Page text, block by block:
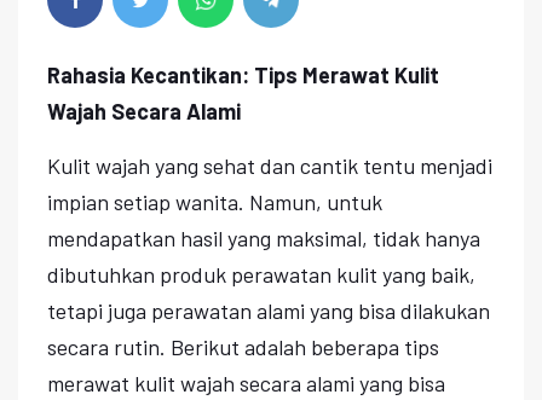
Rahasia Kecantikan: Tips Merawat Kulit
Wajah Secara Alami
Kulit wajah yang sehat dan cantik tentu menjadi
impian setiap wanita. Namun, untuk
mendapatkan hasil yang maksimal, tidak hanya
dibutuhkan produk perawatan kulit yang baik,
tetapi juga perawatan alami yang bisa dilakukan
secara rutin. Berikut adalah beberapa tips
merawat kulit wajah secara alami yang bisa